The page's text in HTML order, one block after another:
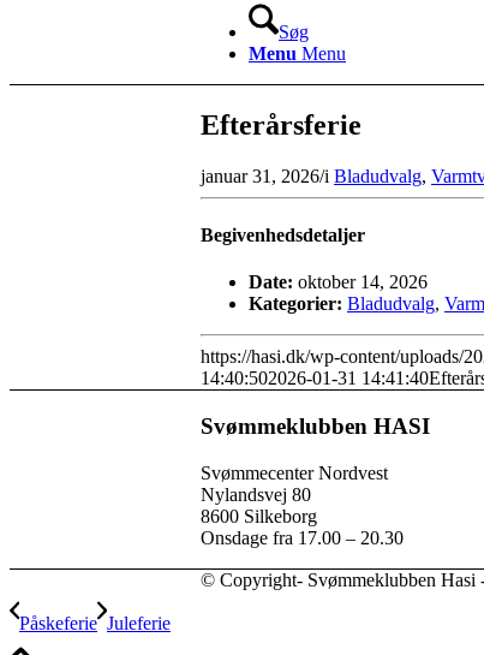
Søg
Menu Menu
Efterårsferie
januar 31, 2026/i Bladudvalg,
Begivenhedsdetaljer
Date: oktober 14, 2026
Kategorier: Bladudvalg,
https://hasi.dk/wp-content/uploads/
14:40:502026-01-31 14:41:40
Svømmeklubben HASI
Svømmecenter Nordvest
Nylandsvej 80
8600 Silkeborg
Onsdage fra 17.00 – 20.30
© Copyright- Svømmeklubben Hasi
Påskeferie Juleferie